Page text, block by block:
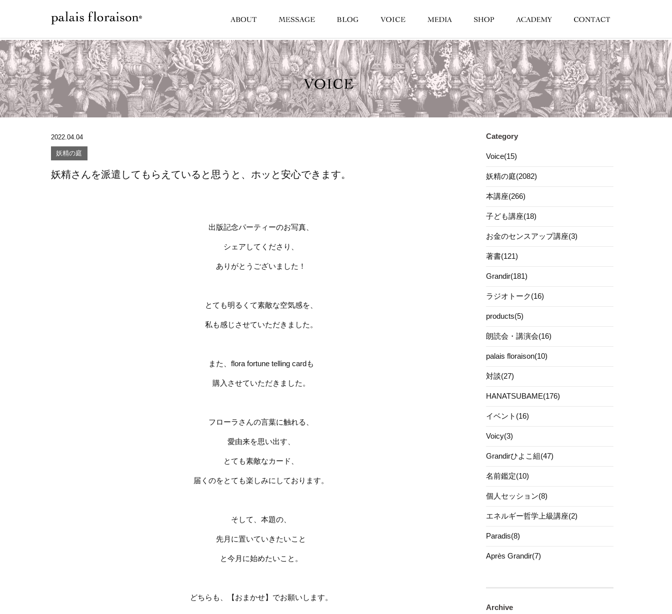
2022.04.04
妖精の庭
妖精さんを派遣してもらえていると思うと、ホッと安心できます。
出版記念パーティーのお写真、
シェアしてくださり、
ありがとうございました！
とても明るくて素敵な空気感を、
私も感じさせていただきました。
また、 flora fortune telling cardも
購入させていただき ました。
フローラさんの言葉に触れる、
愛由来を思い出す、
とても素敵なカード、
届くのをとても楽しみにしております。
そして、本題の、
先月に置いていきたいこと
と今月に始めたいこと。
どちらも、【おまかせ】でお願いします。
Category
Voice(15)
妖精の庭(2082)
本講座(266)
子ども講座(18)
お金のセンスアップ講座(3)
著書(121)
Grandir(181)
ラジオトーク(16)
products(5)
朗読会・講演会(16)
palais floraison(10)
対談(27)
HANATSUBAME(176)
イベント(16)
Voicy(3)
Grandirひよこ組(47)
名前鑑定(10)
個人セッション(8)
エネルギー哲学上級講座(2)
Paradis(8)
Après Grandir(7)
Archive